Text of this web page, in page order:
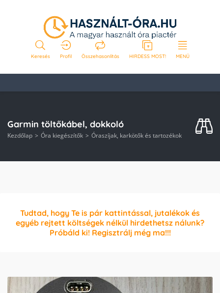
Keresés Profil Összehasonlítás HIRDESS MOST! MENÜ
Garmin töltőkábel, dokkoló
Kezdőlap Óra kiegészítők Óraszíjak, karkötők és tartozékok
Tudtad, hogy Te is pár kattintással, jutalékok és
egyéb rejtett költségek nélkül hirdethetsz nálunk?
Próbáld ki! Regisztrálj még ma!!!